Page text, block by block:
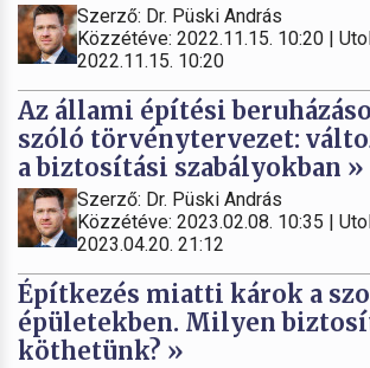
Szerző: Dr. Püski András
Közzétéve: 2022.11.15. 10:20 |
2022.11.15. 10:20
Az állami építési
szóló törvénytervezet:
a biztosítási szabályokban »
Szerző: Dr. Püski András
Közzétéve: 2023.02.08. 10:35 |
2023.04.20. 21:12
Építkezés miatti károk a
épületekben. Milyen
köthetünk? »